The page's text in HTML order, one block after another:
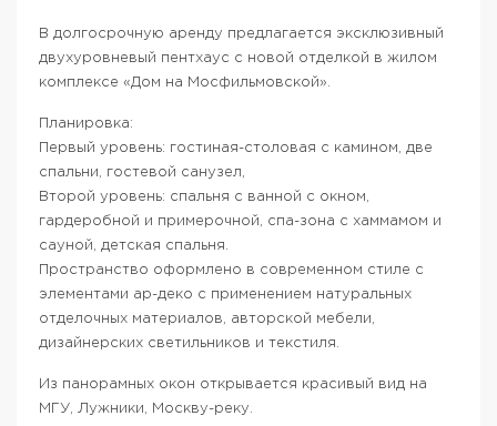
В долгосрочную аренду предлагается эксклюзивный
двухуровневый пентхаус с новой отделкой в жилом
комплексе «Дом на Мосфильмовской».
Планировка:
Первый уровень: гостиная-столовая с камином, две
спальни, гостевой санузел,
Второй уровень: спальня с ванной с окном,
гардеробной и примерочной, спа-зона с хаммамом и
сауной, детская спальня.
Пространство оформлено в современном стиле с
элементами ар-деко с применением натуральных
отделочных материалов, авторской мебели,
дизайнерских светильников и текстиля.
Из панорамных окон открывается красивый вид на
МГУ, Лужники, Москву-реку.